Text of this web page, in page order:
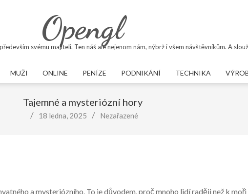
Opengl
svému majiteli. Ten náš ale nejenom nám, nýbrž i všem návštěvníkům. A
Primary
Menu
MUŽI ONLINE PENÍZE PODNIKÁNÍ TECHNIKA
Tajemné a mysteriózní hory
18 ledna, 2025 Nezařazené
a mysteriózního. To je důvodem, proč mnoho lidí raději než k